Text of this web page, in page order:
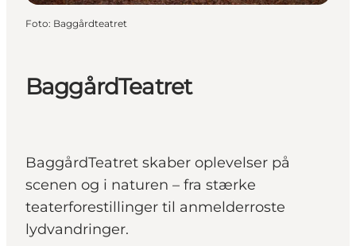
BaggårdTeatret
BaggårdTeatret skaber oplevelser på
scenen og i naturen – fra stærke
teaterforestillinger til anmelderroste
lydvandringer.
Foto: Baggårdteatret